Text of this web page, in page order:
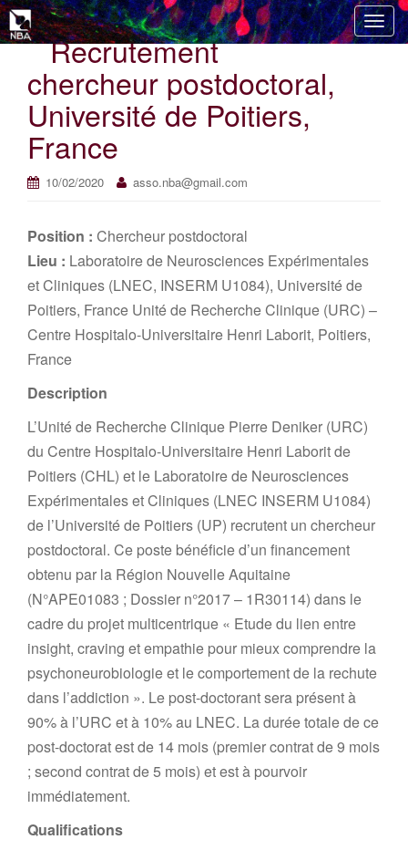
T
o
o
Recrutement
chercheur postdoctoral,
Université de Poitiers,
France
10/02/2020 asso.nba@gmail.com
Position : Chercheur postdoctoral
Lieu : Laboratoire de Neurosciences Expérimentales
et Cliniques (LNEC, INSERM U1084), Université de
Poitiers, France Unité de Recherche Clinique (URC) –
Centre Hospitalo-Universitaire Henri Laborit, Poitiers,
France
Description
L’Unité de Recherche Clinique Pierre Deniker (URC)
du Centre Hospitalo-Universitaire Henri Laborit de
Poitiers (CHL) et le Laboratoire de Neurosciences
Expérimentales et Cliniques (LNEC INSERM U1084)
de l’Université de Poitiers (UP) recrutent un chercheur
postdoctoral. Ce poste bénéficie d’un financement
obtenu par la Région Nouvelle Aquitaine
(N°APE01083 ; Dossier n°2017 – 1R30114) dans le
cadre du projet multicentrique « Etude du lien entre
insight, craving et empathie pour mieux comprendre la
psychoneurobiologie et le comportement de la rechute
dans l’addiction ». Le post-doctorant sera présent à
90% à l’URC et à 10% au LNEC. La durée totale de ce
post-doctorat est de 14 mois (premier contrat de 9 mois
; second contrat de 5 mois) et est à pourvoir
immédiatement.
Qualifications